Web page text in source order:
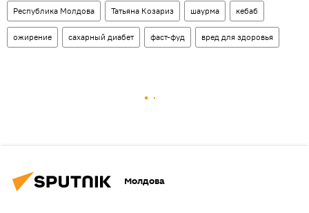
Республика Молдова Татьяна Козариз шаурма кебаб
ожирение сахарный диабет фаст-фуд вред для здоровья
Молдова